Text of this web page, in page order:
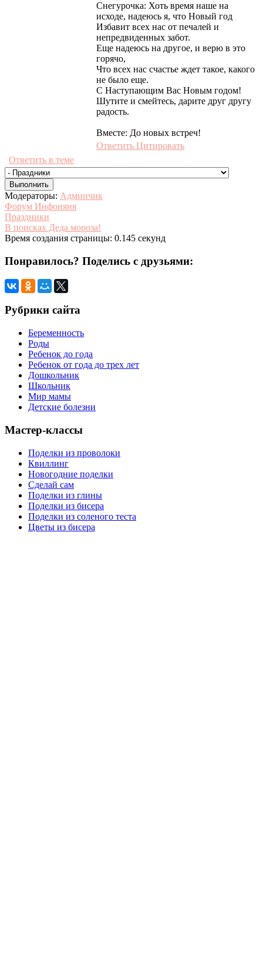
Снегурочка: Хоть время наше на
исходе, надеюсь я, что Новый год
Избавит всех нас от печалей и
непредвиденных забот.
Еще надеюсь на другое, и верю в это
горячо,
Что всех нас счастье ждет такое, какого
не было еще.
С Наступающим Вас Новым годом!
Шутите и смейтесь, дарите друг другу
радость.
Вместе: До новых встреч!
Ответить Цитировать
Ответить в теме
Модераторы: Админчик
Форум Инфоняня
Праздники
В поисках Деда мороза!
Время создания страницы: 0.145 секунд
Понравилось? Поделись с друзьями:
Рубрики сайта
Беременность
Роды
Ребенок до года
Ребенок от года до трех лет
Дошкольник
Школьник
Мир мамы
Детские болезни
Мастер-классы
Поделки из проволоки
Квиллинг
Новогодние поделки
Сделай сам
Поделки из глины
Поделки из бисера
Поделки из соленого теста
Цветы из бисера